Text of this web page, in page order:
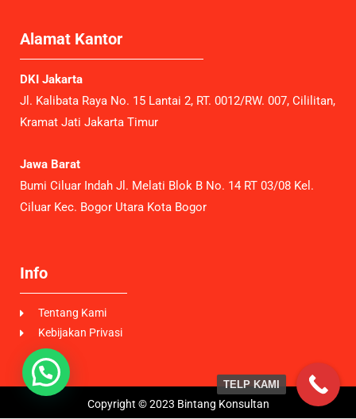
Alamat Kantor
DKI Jakarta
Jl. Kalibata Raya No. 15 Lantai 2, RT. 0012/RW. 007, Cililitan,
Kramat Jati Jakarta Timur
Jawa Barat
Bumi Ciluar Indah Jl. Melati Blok B No. 14 RT 03/08 Kel.
Ciluar Kec. Bogor Utara Kota Bogor
Info
Tentang Kami
Kebijakan Privasi
Copyright © 2023 Bintang Konsultan
TELP KAMI